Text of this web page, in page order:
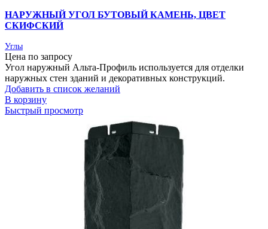
НАРУЖНЫЙ УГОЛ БУТОВЫЙ КАМЕНЬ, ЦВЕТ
СКИФСКИЙ
Углы
Цена по запросу
Угол наружный Альта-Профиль используется для отделки
наружных стен зданий и декоративных конструкций.
Добавить в список желаний
В корзину
Быстрый просмотр